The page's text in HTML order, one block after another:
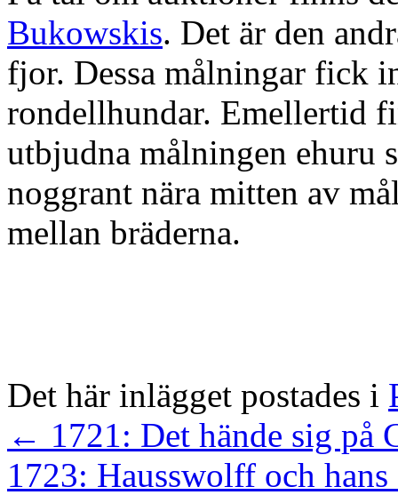
Bukowskis. Det är den
fjor. Dessa målningar fick
rondellhundar. Emellertid
utbjudna målningen ehuru
noggrant nära mitten av
mellan bräderna.
Det här inlägget postades i
← 1721: Det hände sig på
1723: Hausswolff och